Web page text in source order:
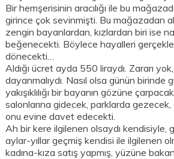
Bir hemşerisinin aracılığı ile bu
girince çok sevinmişti. Bu mağazadan
zengin bayanlardan, kızlardan biri ise
beğenecekti. Böylece hayalleri
dönecekti…
Aldığı ücret ayda 550 liraydı. Zararı
dayanmalıydı. Nasıl olsa günün birinde
yakışıklılığı bir bayanın gözüne
salonlarına gidecek, parklarda gezecek,
onu evine davet edecekti.
Ah bir kere ilgilenen olsaydı kendisiyle,
aylar-yıllar geçmiş kendisi ile ilgilenen
kadına-kıza satış yapmış, yüzüne